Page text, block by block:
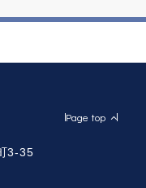
3-35
Page top